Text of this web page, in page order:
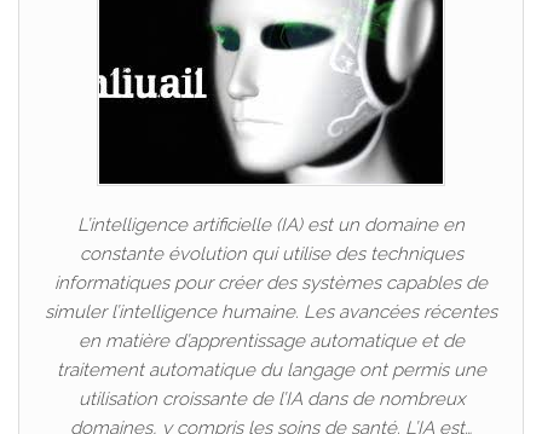
L’intelligence artificielle (IA) est un domaine en
constante évolution qui utilise des techniques
informatiques pour créer des systèmes capables de
simuler l’intelligence humaine. Les avancées récentes
en matière d’apprentissage automatique et de
traitement automatique du langage ont permis une
utilisation croissante de l’IA dans de nombreux
domaines, y compris les soins de santé. L’IA est…